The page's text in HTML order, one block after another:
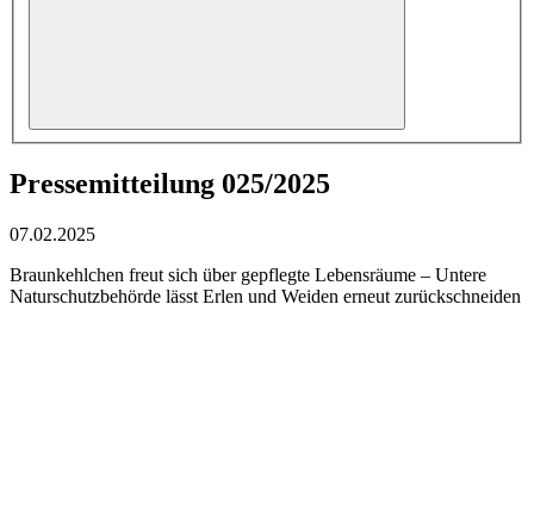
Pressemitteilung 025/2025
07.02.2025
Braunkehlchen freut sich über gepflegte Lebensräume – Untere
Naturschutzbehörde lässt Erlen und Weiden erneut zurückschneiden